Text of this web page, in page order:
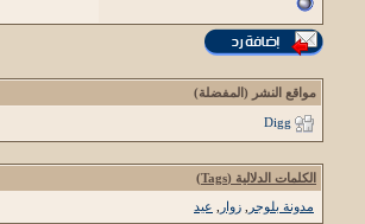
مواقع النشر (المفضلة)
Digg
الكلمات الدلالية (Tags)
مدونة بلوجر
زوار عيد